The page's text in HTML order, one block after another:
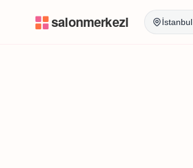
İstanbul